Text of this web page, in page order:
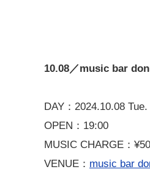
10.08／music bar
DAY：2024.10.08 Tue.
OPEN：19:00
MUSIC CHARGE：
VENUE： music bar